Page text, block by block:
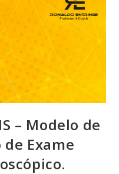
– Modelo de
Exame